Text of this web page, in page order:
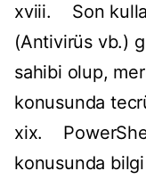
xviii. Son
(Antivirüs vb.)
sahibi olup,
konusunda
xix.
konusunda